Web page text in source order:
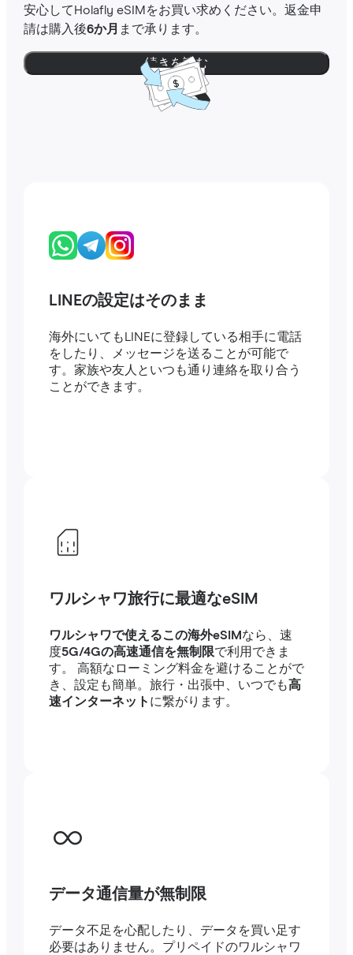
安心してHolafly eSIMをお買い求めください。返金申
請は購入後6か月 まで承ります。
続きを読む
LINEの設定はそのまま
海外にいてもLINEに登録している相手に電話
をしたり、メッセージを送ることが可能で
す。家族や友人といつも通り連絡を取り合う
ことができます。
ワルシャワ旅行に最適なeSIM
ワルシャワで使えるこの海外eSIM なら、速
度5G/4Gの高速通信を無制限で利用できま
す。 高額なローミング料金を避けることがで
き、設定も簡単。旅行・出張中、いつでも高
速インターネット に繋がります。
データ通信量が無制限
データ不足を心配したり、データを買い足す
必要はありません。プリペイドのワルシャワ